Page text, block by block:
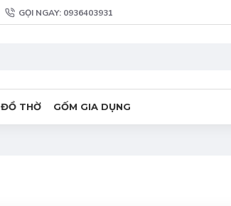
GỌI NGAY: 0936403931
ĐỒ THỜ GỐM GIA DỤNG